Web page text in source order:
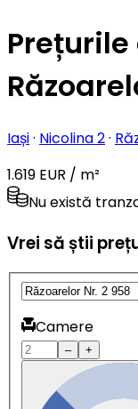
Iași· Nicolina 2·
1.619 EUR / m²
Nu există
Vrei să știi
Camere
– +